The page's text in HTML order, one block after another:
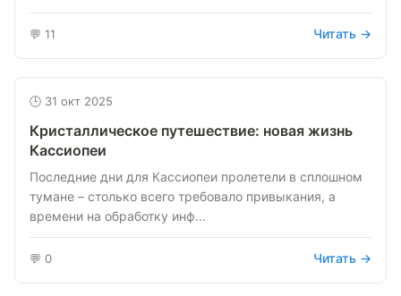
💬 11 Читать →
🕒 31 окт 2025
Кристаллическое путешествие: новая жизнь
Кассиопеи
Последние дни для Кассиопеи пролетели в сплошном
тумане – столько всего требовало привыкания, а
времени на обработку инф...
💬 0 Читать →